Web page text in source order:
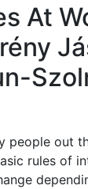
At
people out
rules of